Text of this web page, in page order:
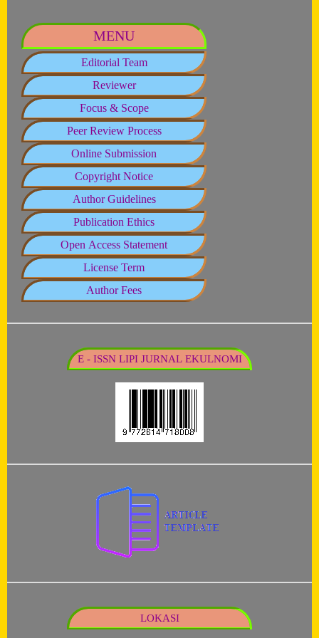
MENU
Editorial Team
Reviewer
Focus & Scope
Peer Review Process
Online Submission
Copyright Notice
Author Guidelines
Publication Ethics
Open Access Statement
License Term
Author Fees
E - ISSN LIPI JURNAL EKULNOMI
LOKASI